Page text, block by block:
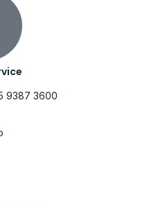
9387 3600